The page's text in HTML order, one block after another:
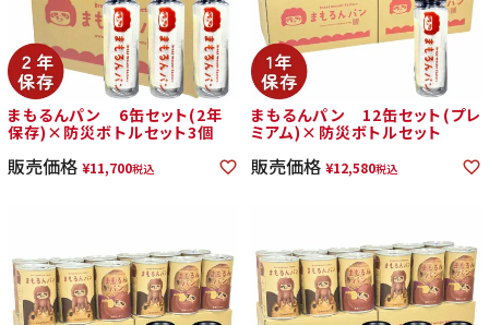
まもるんパン 6缶セット(2年
保存)×防災ボトルセット3個
販売価格 ¥11,700税込
まもるんパン 12缶セット(プレ
ミアム)×防災ボトルセット
販売価格 ¥12,580税込